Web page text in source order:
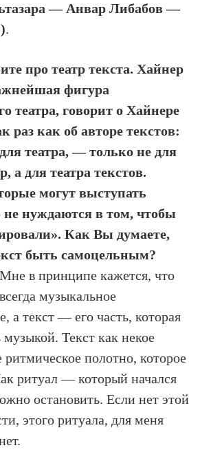
— Анвар Либабов —
.
про театр текста. Хайнер
фигура
театра, говорит о Хайнере
раз как об авторе текстов:
театра, — только не для
а для театра текстов.
могут выступать
не нуждаются в том, чтобы
Как Вы думаете,
быть самоцельным?
в принципе кажется, что
музыкальное
а текст — его часть, которая
Текст как некое
ритмическое полотно, которое
ритуал — который начался
остановить. Если нет этой
этого ритуала, для меня